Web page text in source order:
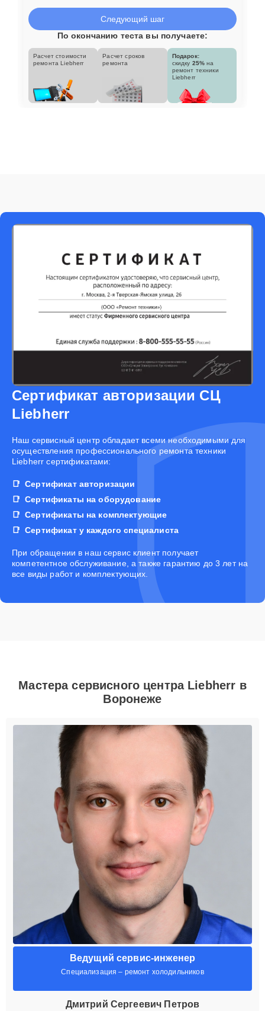
Следующий шаг
По окончанию теста вы получаете:
Расчет стоимости
ремонта Liebherr
Расчет сроков
ремонта
Подарок:
скидку 25% на
ремонт техники
Liebherr
Сертификат авторизации СЦ
Liebherr
Наш сервисный центр обладает всеми необходимыми для
осуществления профессионального ремонта техники
Liebherr сертификатами:
Сертификат авторизации
Сертификаты на оборудование
Сертификаты на комплектующие
Сертификат у каждого специалиста
При обращении в наш сервис клиент получает
компетентное обслуживание, а также гарантию до 3 лет на
все виды работ и комплектующих.
Мастера сервисного центра Liebherr в
Воронеже
Ведущий сервис-инженер
Специализация – ремонт холодильников
Дмитрий Сергеевич Петров